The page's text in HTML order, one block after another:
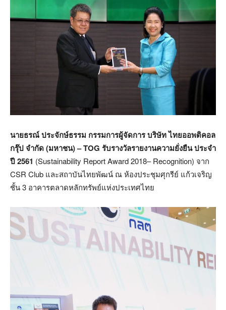
นายธรณ์ ประจักษ์ธรรม กรรมการผู้จัดการ บริษัท ไทยออพติคอล
กรุ๊ป จำกัด (มหาชน) –TOG รับรางวัลรายงานความยั่งยืนประจำ
ปี2561 (Sustainability Report Award 2018– Recognition) จาก
CSR Club และสถาบันไทยพัฒน์ ณ ห้องประชุมศุกรีย์ แก้วเจริญ
ชั้น 3 อาคารตลาดหลักทรัพย์แห่งประเทศไทย